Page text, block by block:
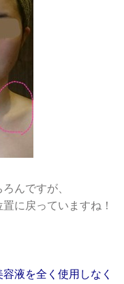
んですが、
に戻っていますね！
液を全く使用しなく